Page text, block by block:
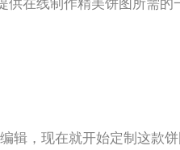
辑，现在就开始定制这款